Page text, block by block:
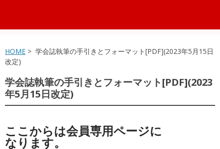
HOME > 学会誌執筆の手引きとフォーマット[PDF](2023年5月15日
改定)
学会誌執筆の手引きとフォーマット[PDF](2023
年5月15日改定)
ここからは会員専用ページに
なります。